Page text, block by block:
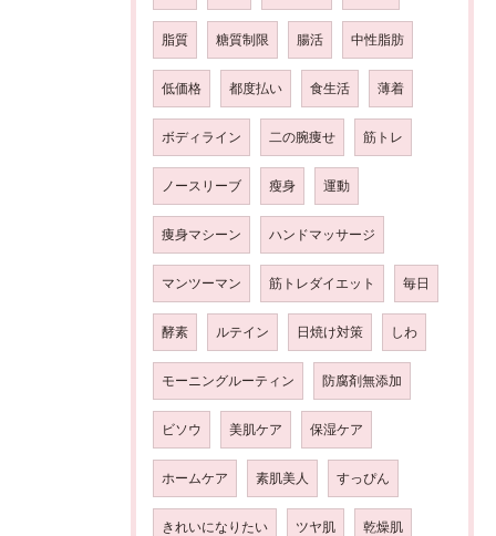
脂質 糖質制限 腸活 中性脂肪
低価格 都度払い 食生活 薄着
ボディライン 二の腕痩せ 筋トレ
ノースリーブ 瘦身 運動
痩身マシーン ハンドマッサージ
マンツーマン 筋トレダイエット 毎日
酵素 ルテイン 日焼け対策 しわ
モーニングルーティン 防腐剤無添加
ビソウ 美肌ケア 保湿ケア
ホームケア 素肌美人 すっぴん
きれいになりたい ツヤ肌 乾燥肌